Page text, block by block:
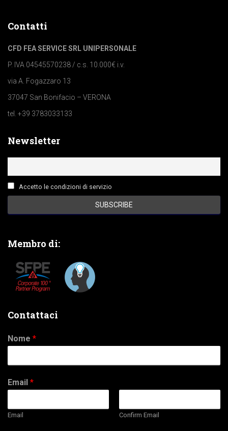
Contatti
CFD FEA SERVICE SRL UNIPERSONALE
P. IVA 04545570238 / c.s. 10.000€ i.v.
via A. Fogazzaro 13
37047 San Bonifacio – VERONA
tel. +39 3783033133
Newsletter
Accetto le condizioni di servizio
Membro di:
Contattaci
Nome *
Email *
Email Confirm Email